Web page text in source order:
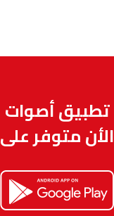
تطبيق أصوات
الأن متوفر على